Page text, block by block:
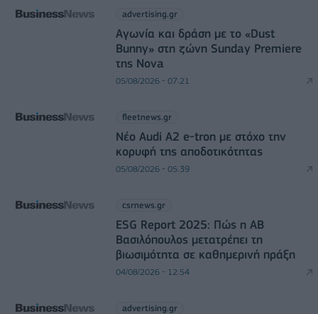
advertising.gr
Αγωνία και δράση με το «Dust
Bunny» στη ζώνη Sunday Premiere
της Nova
05/08/2026 - 07:21
fleetnews.gr
Νέο Audi A2 e-tron με στόχο την
κορυφή της αποδοτικότητας
05/08/2026 - 05:39
csrnews.gr
ESG Report 2025: Πώς η ΑΒ
Βασιλόπουλος μετατρέπει τη
βιωσιμότητα σε καθημερινή πράξη
04/08/2026 - 12:54
advertising.gr